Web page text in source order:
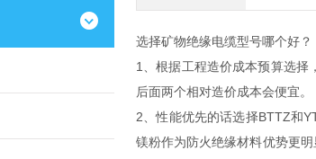
选择矿物绝缘电缆型号哪个好？
1、根据工程造价成本预算选择
后面两个相对造价成本会便宜。
2、性能优先的话选择BTTZ和
镁粉作为防火绝缘材料优势更